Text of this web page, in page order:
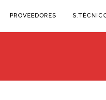
PROVEEDORES